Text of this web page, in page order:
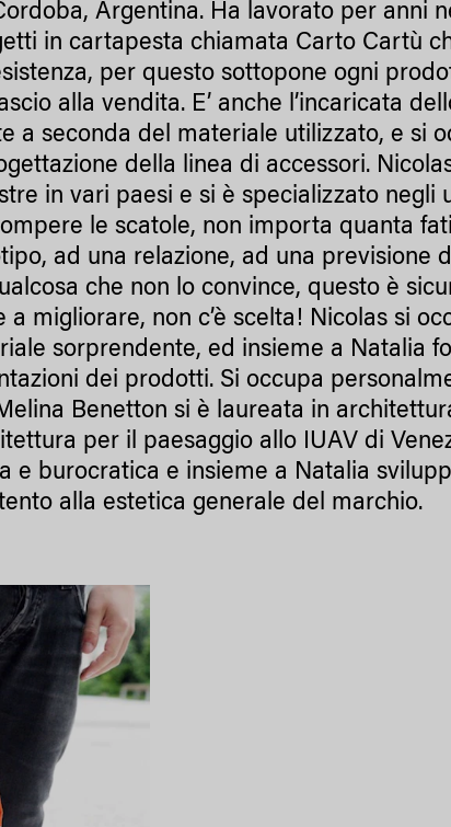
Argentina. Ha lavorato per anni
in cartapesta chiamata Carto Cartù
per questo sottopone ogni
alla vendita. E’ anche l’incaricata
a seconda del materiale utilizzato, e si
della linea di accessori.
in vari paesi e si è specializzato negli
le scatole, non importa quanta
ad una relazione, ad una previsione
che non lo convince, questo è
migliorare, non c’è scelta! Nicolas si
sorprendente, ed insieme a Natalia
dei prodotti. Si occupa
Benetton si è laureata in
per il paesaggio allo IUAV di
e burocratica e insieme a Natalia
alla estetica generale del marchio.